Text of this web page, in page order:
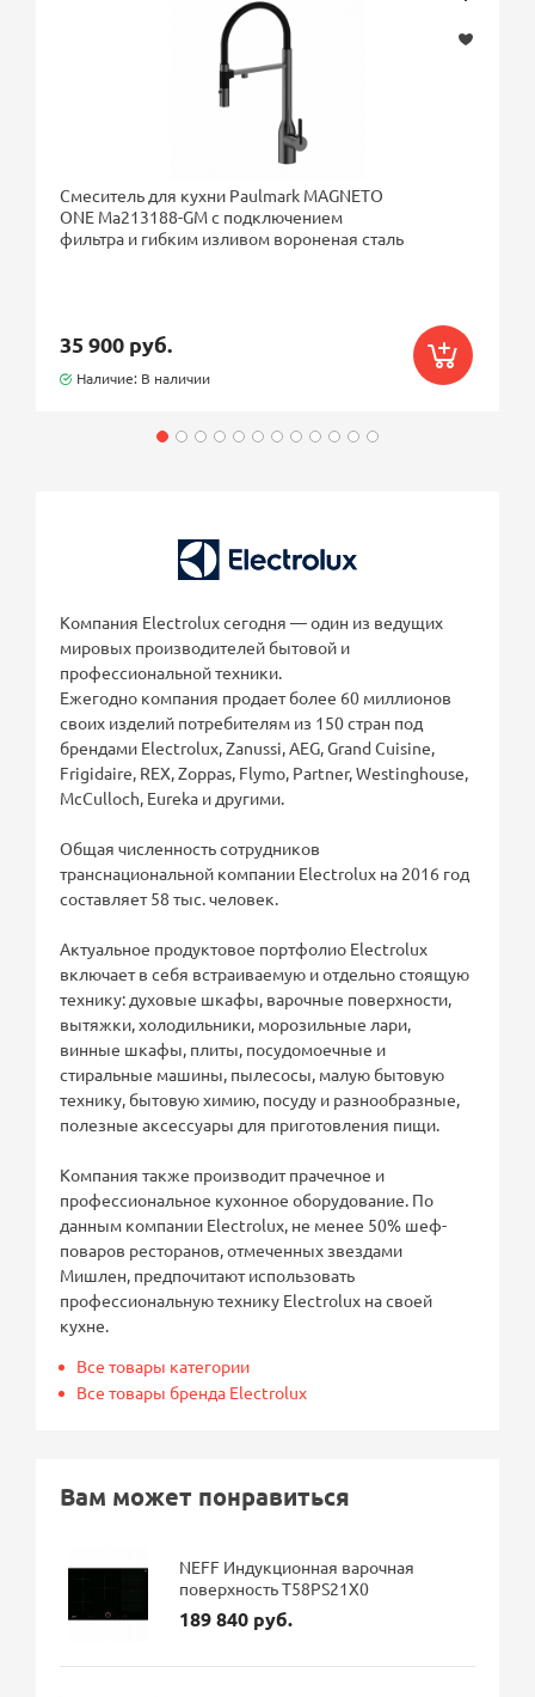
Смеситель для кухни Paulmark MAGNETO
ONE Ma213188-GM с подключением
фильтра и гибким изливом вороненая сталь
35 900 руб.
Наличие: В наличии
Компания Electrolux сегодня — один из ведущих
мировых производителей бытовой и
профессиональной техники.
Ежегодно компания продает более 60 миллионов
своих изделий потребителям из 150 стран под
брендами Electrolux, Zanussi, AEG, Grand Cuisine,
Frigidaire, REX, Zoppas, Flymo, Partner, Westinghouse,
McCulloch, Eureka и другими.
Общая численность сотрудников
транснациональной компании Electrolux на 2016 год
составляет 58 тыс. человек.
Актуальное продуктовое портфолио Electrolux
включает в себя встраиваемую и отдельно стоящую
технику: духовые шкафы, варочные поверхности,
вытяжки, холодильники, морозильные лари,
винные шкафы, плиты, посудомоечные и
стиральные машины, пылесосы, малую бытовую
технику, бытовую химию, посуду и разнообразные,
полезные аксессуары для приготовления пищи.
Компания также производит прачечное и
профессиональное кухонное оборудование. По
данным компании Electrolux, не менее 50% шеф-
поваров ресторанов, отмеченных звездами
Мишлен, предпочитают использовать
профессиональную технику Electrolux на своей
кухне.
Все товары категории
Все товары бренда Electrolux
Вам может понравиться
NEFF Индукционная варочная
поверхность T58PS21X0
189 840 руб.